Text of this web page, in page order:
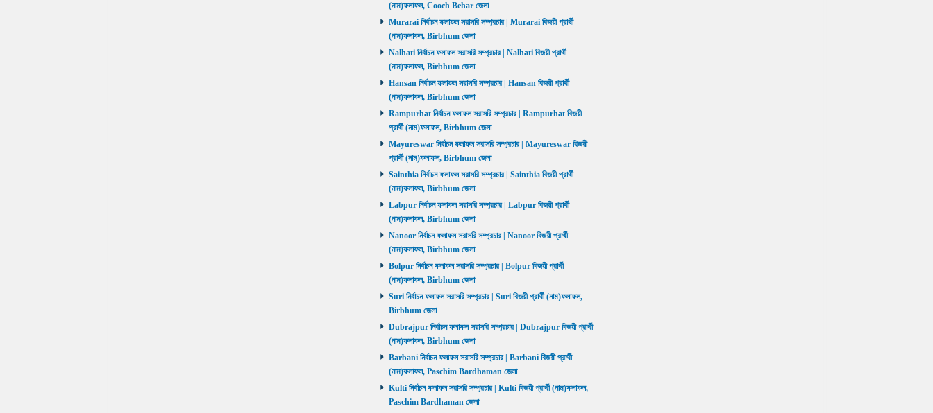
(নাম)ফলাফল, Cooch Behar জেলা
Murarai নির্বাচন ফলাফল সরাসরি সম্প্রচার | Murarai বিজয়ী প্রার্থী
(নাম)ফলাফল, Birbhum জেলা
Nalhati নির্বাচন ফলাফল সরাসরি সম্প্রচার | Nalhati বিজয়ী প্রার্থী
(নাম)ফলাফল, Birbhum জেলা
Hansan নির্বাচন ফলাফল সরাসরি সম্প্রচার | Hansan বিজয়ী প্রার্থী
(নাম)ফলাফল, Birbhum জেলা
Rampurhat নির্বাচন ফলাফল সরাসরি সম্প্রচার | Rampurhat বিজয়ী
প্রার্থী (নাম)ফলাফল, Birbhum জেলা
Mayureswar নির্বাচন ফলাফল সরাসরি সম্প্রচার | Mayureswar বিজয়ী
প্রার্থী (নাম)ফলাফল, Birbhum জেলা
Sainthia নির্বাচন ফলাফল সরাসরি সম্প্রচার | Sainthia বিজয়ী প্রার্থী
(নাম)ফলাফল, Birbhum জেলা
Labpur নির্বাচন ফলাফল সরাসরি সম্প্রচার | Labpur বিজয়ী প্রার্থী
(নাম)ফলাফল, Birbhum জেলা
Nanoor নির্বাচন ফলাফল সরাসরি সম্প্রচার | Nanoor বিজয়ী প্রার্থী
(নাম)ফলাফল, Birbhum জেলা
Bolpur নির্বাচন ফলাফল সরাসরি সম্প্রচার | Bolpur বিজয়ী প্রার্থী
(নাম)ফলাফল, Birbhum জেলা
Suri নির্বাচন ফলাফল সরাসরি সম্প্রচার | Suri বিজয়ী প্রার্থী (নাম)ফলাফল,
Birbhum জেলা
Dubrajpur নির্বাচন ফলাফল সরাসরি সম্প্রচার | Dubrajpur বিজয়ী প্রার্থী
(নাম)ফলাফল, Birbhum জেলা
Barbani নির্বাচন ফলাফল সরাসরি সম্প্রচার | Barbani বিজয়ী প্রার্থী
(নাম)ফলাফল, Paschim Bardhaman জেলা
Kulti নির্বাচন ফলাফল সরাসরি সম্প্রচার | Kulti বিজয়ী প্রার্থী (নাম)ফলাফল,
Paschim Bardhaman জেলা